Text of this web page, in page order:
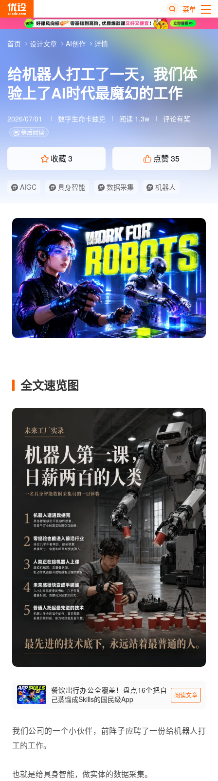
菜单
给机器人打工了一天，我们体
验上了AI时代最魔幻的工作
2026/07/01 数字生命卡兹克 阅读 1.3w 评论有奖
稍后阅读
收藏3 点赞35
AIGC 具身智能 数据采集 机器人
首页 设计文章 AI创作 详情
全文速览图
餐饮出行办公全覆盖！盘点16个把自
己蒸馏成Skills的国民级App
阅读文章
我们公司的一个小伙伴，前阵子应聘了一份给机器人打
工的工作。
也就是给具身智能，做实体的数据采集。